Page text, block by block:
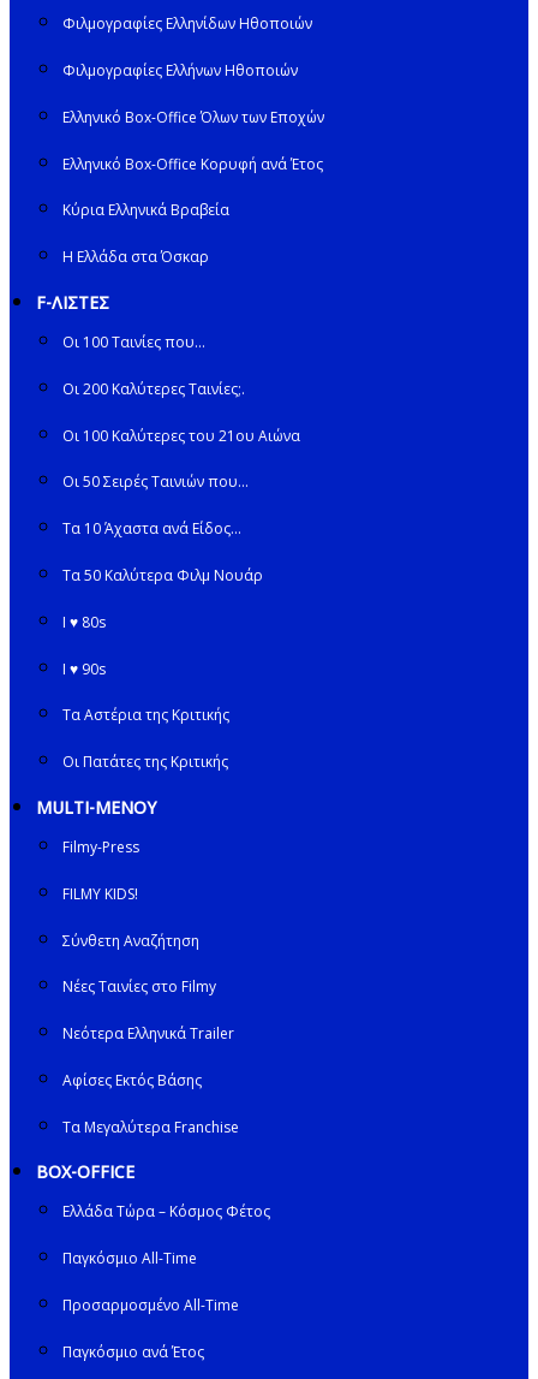
Φιλμογραφίες Ελληνίδων Ηθοποιών
Φιλμογραφίες Ελλήνων Ηθοποιών
Ελληνικό Box-Office Όλων των Εποχών
Ελληνικό Box-Office Κορυφή ανά Έτος
Κύρια Ελληνικά Βραβεία
Η Ελλάδα στα Όσκαρ
F-ΛΙΣΤΕΣ
Οι 100 Ταινίες που…
Οι 200 Καλύτερες Ταινίες;.
Οι 100 Καλύτερες του 21ου Αιώνα
Οι 50 Σειρές Ταινιών που…
Τα 10 Άχαστα ανά Είδος…
Τα 50 Καλύτερα Φιλμ Νουάρ
I ♥ 80s
I ♥ 90s
Τα Αστέρια της Κριτικής
Οι Πατάτες της Κριτικής
MULTI-ΜΕΝΟΥ
Filmy-Press
FILMY KIDS!
Σύνθετη Αναζήτηση
Νέες Ταινίες στο Filmy
Νεότερα Ελληνικά Trailer
Αφίσες Εκτός Βάσης
Τα Μεγαλύτερα Franchise
BOX-OFFICE
Ελλάδα Τώρα – Κόσμος Φέτος
Παγκόσμιο All-Time
Προσαρμοσμένο All-Time
Παγκόσμιο ανά Έτος